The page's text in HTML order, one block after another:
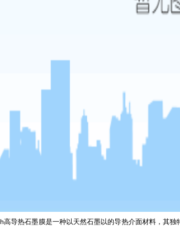
导热石墨膜是一种以天然石墨以的导热介面材料，其